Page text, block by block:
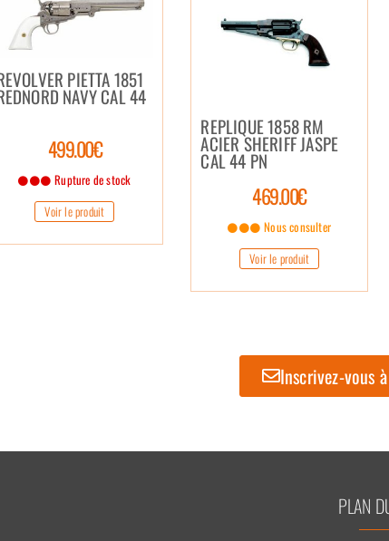
PIETTA 1851
NAVY CAL 44
499.00€
Rupture de stock
Voir le produit
REPLIQUE 1858 RM
ACIER SHERIFF JASPE
CAL 44 PN
469.00€
Nous consulter
Voir le produit
Inscrivez-vous
PLAN